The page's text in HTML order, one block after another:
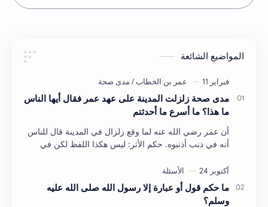
المواضيع الشائعة
مدى صحة زلزلت المدينة على عهد عمر فقال أيها الناس
ما هذا؟ ما أسرع ما أحدثتم
أن عمر رضي الله عنه لما وقع زلزال في المدينة قال للناس
أنه في ذنب أذنبوه. حكم الأثر: ليس هكذا اللفظ لكن في
ما حكم قول أو عبارة إلا رسول الله صلى الله عليه
وسلم؟